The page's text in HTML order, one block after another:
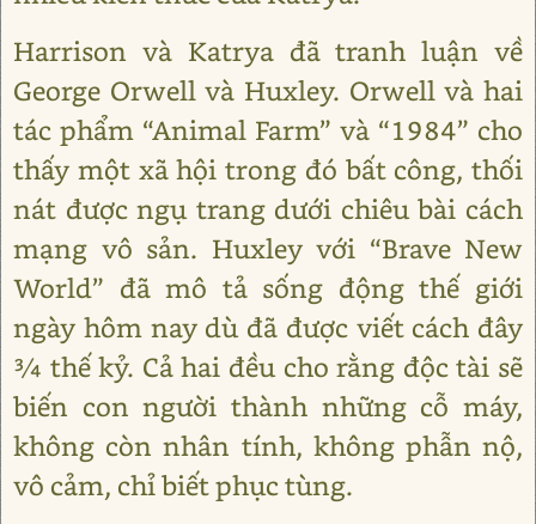
Harrison và Katrya đã tranh luận về
George Orwell và Huxley. Orwell và hai
tác phẩm “Animal Farm” và “1984” cho
thấy một xã hội trong đó bất công, thối
nát được ngụ trang dưới chiêu bài cách
mạng vô sản. Huxley với “Brave New
World” đã mô tả sống động thế giới
ngày hôm nay dù đã được viết cách đây
¾ thế kỷ. Cả hai đều cho rằng độc tài sẽ
biến con người thành những cỗ máy,
không còn nhân tính, không phẫn nộ,
vô cảm, chỉ biết phục tùng.